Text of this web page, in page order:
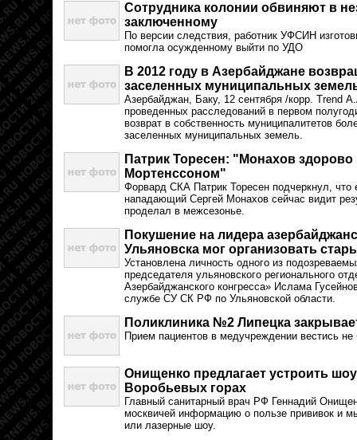
Сотрудника колонии обвиняют в
заключенному
По версии следствия, работник УФСИН
помогла осужденному выйти по УДО
В 2012 году в Азербайджане
заселенных муниципальных
Азербайджан, Баку, 12 сентября /корр. Trend
проведенных расследований в первом
возврат в собственность муниципалитетов
заселенных муниципальных земель.
Патрик Торесен: "Монахов здорово
Мортенссоном"
Форвард СКА Патрик Торесен подчеркнул, что
нападающий Сергей Монахов сейчас видит
проделал в межсезонье.
Покушение на лидера
Ульяновска мог организовать
Установлена личность одного из
председателя ульяновского регионального
Азербайджанского конгресса» Ислама
службе СУ СК РФ по Ульяновской области.
Поликлиника №2 Липецка
Прием пациентов в медучреждении вестись не
Онищенко предлагает устроить
Воробьевых горах
Главный санитарный врач РФ Геннадий
москвичей информацию о пользе прививок и
или лазерные шоу.